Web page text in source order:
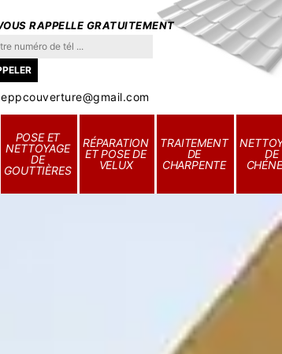
RAPPELLE GRATUITEMENT
POSE ET
NETTOYAGE
DE
GOUTTIÈRES
RÉPARATION
ET POSE DE
VELUX
TRAITEMENT
DE
CHARPENTE
DE